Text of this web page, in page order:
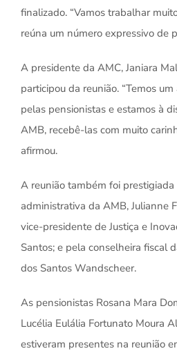
finalizado. “Vamos trabalhar
reúna um número expressivo de
A presidente da AMC, Janiara
participou da reunião. “Temos
pelas pensionistas e estamos à
AMB, recebê-las com muito
afirmou.
A reunião também foi
administrativa da AMB, Julianne
vice-presidente de Justiça e
Santos; e pela conselheira fiscal
dos Santos Wandscheer.
As pensionistas Rosana Mara
Lucélia Eulália Fortunato Moura
estiveram presentes na reunião